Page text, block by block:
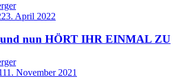
23. April 2022
und nun HÖRT IHR EINMAL ZU
11. November 2021